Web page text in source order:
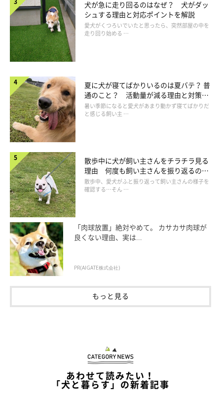
自分本位な行動をする
日によって態度や対応が変わる
感情の起伏が激しい、気分にムラがある
などが挙げられます」
犬が嫌がりやすいNGな接し方
――犬に対して『こんなことはやってはいけないよ』という接し
方はありますか？
岡本先生：
「犬への接し方として、慣れていないコに急に近づく、大きな声
を出して近づく、高い位置から急に体に触ろうとするなどの行動
は犬が嫌がるのでやめましょう」
犬が急に走り回るのはなぜ？ 犬がダッ
シュする理由と対応ポイントを解説
愛犬がくつろいでいたと思ったら、突然部屋の中を
走り回り始める …
夏に犬が寝てばかりいるのは夏バテ？ 普
通のこと？ 活動量が減る理由と対策と
は
暑い季節になると愛犬があまり動かず寝てばかりだ
と感じる飼い主 …
散歩中に犬が飼い主さんをチラチラ見る
理由 何度も飼い主さんを振り返るのは
なぜ？
散歩中、愛犬がふと振り返って飼い主さんの様子を
確認する…そん …
「肉球放置」絶対やめて。 カサカサ肉球が
良くない理由、実は...
PR(AIGATE株式会社)
もっと見る
あわせて読みたい！
「犬と暮らす」の新着記事